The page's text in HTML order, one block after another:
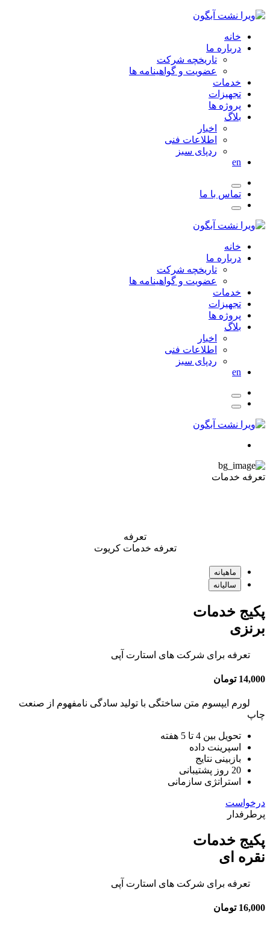
خانه
درباره ما
تاریخچه شرکت
عضویت و گواهینامه ها
خدمات
تجهیزات
پروژه ها
بلاگ
اخبار
اطلاعات فنی
ردپای سبز
en
تماس با ما
خانه
درباره ما
تاریخچه شرکت
عضویت و گواهینامه ها
خدمات
تجهیزات
پروژه ها
بلاگ
اخبار
اطلاعات فنی
ردپای سبز
en
تعرفه خدمات
تعرفه
تعرفه خدمات کریوت
ماهیانه
سالیانه
پکیج خدمات
برنزی
تعرفه برای شرکت های استارت آپی
14,000 تومان
لورم ایپسوم متن ساختگی با تولید سادگی نامفهوم از صنعت
چاپ
تحویل بین 4 تا 5 هفته
اسپرینت داده
بازبینی نتایج
20 روز پشتیبانی
استراتژی سازمانی
درخواست
پرطرفدار
پکیج خدمات
نقره ای
تعرفه برای شرکت های استارت آپی
16,000 تومان